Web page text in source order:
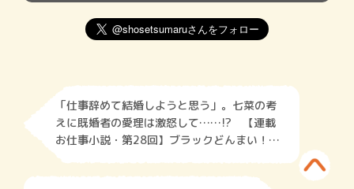
「仕事辞めて結婚しようと思う」。七菜の考
えに既婚者の愛理は激怒して……!? 【連載
お仕事小説・第28回】ブラックどんまい！
わたし仕事に本気です